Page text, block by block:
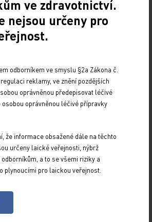
noční hemoglobinurií –
ve zdravotnictví.
nejsou určeny pro
odborníkem ve smyslu §2a Zákona č.
reklamy, ve znění pozdějších
oprávněnou předepisovat léčivé
osobou oprávněnou léčivé přípravky
že informace obsažené dále na těchto
určeny laické veřejnosti, nýbrž
a to se všemi riziky a
plynoucími pro laickou veřejnost.